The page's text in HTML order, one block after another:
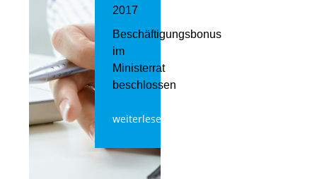
2017
Beschäftigungsbonus
im
Ministerrat
beschlossen
weiterlesen